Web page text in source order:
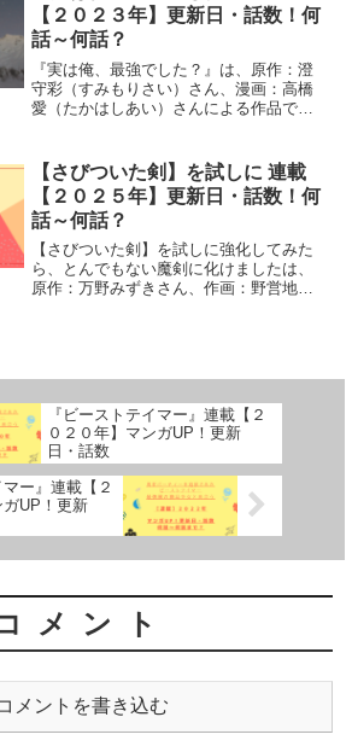
【２０２３年】更新日・話数！何
話～何話？
『実は俺、最強でした？』は、原作：澄
守彩（すみもりさい）さん、漫画：高橋
愛（たかはしあい）さんによる作品で
紹介しています
【さびついた剣】を試しに 連載
【２０２５年】更新日・話数！何
話～何話？
【さびついた剣】を試しに強化してみた
ら、とんでもない魔剣に化けましたは、
原作：万野みずきさん、作画：野営地さ
『ビーストテイマー』連載【２
０２０年】マンガUP！更新
日・話数
マー』連載【２
ガUP！更新
メント
メントを書き込む